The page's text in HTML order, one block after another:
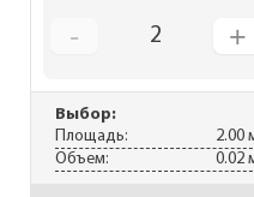
- 2 +
Выбор:
Площадь:
2.00
Объем:
0.02